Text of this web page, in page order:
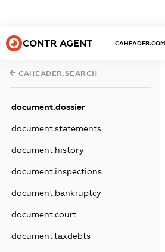
CONTR AGENT
CAHEADER.SEARCH
document.dossier
document.statements
document.history
document.inspections
document.bankruptcy
document.court
document.taxdebts